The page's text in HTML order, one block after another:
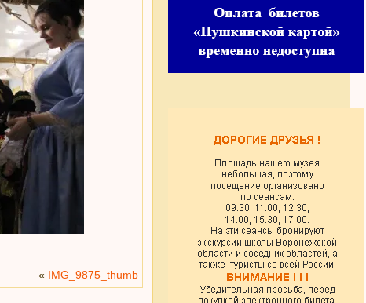
« IMG_9875_thumb